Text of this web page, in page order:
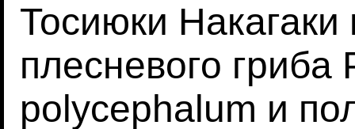
Тосиюки Накагаки
плесневого гриба
polycephalum и